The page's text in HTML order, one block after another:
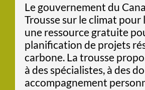
Le gouvernement du
Trousse sur le climat
une ressource gratuite
planification de projets
carbone. La trousse
à des spécialistes, à des
accompagnement